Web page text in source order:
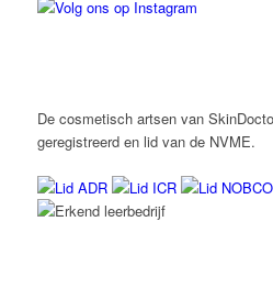
De cosmetisch artsen van
geregistreerd en lid van de NVME.